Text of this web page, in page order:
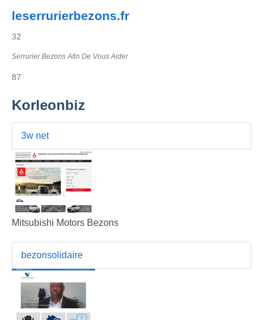
leserrurierbezons.fr
32
Serrurier Bezons Afin De Vous Aider
87
Korleonbiz
3w net
Mitsubishi Motors Bezons
bezonsolidaire